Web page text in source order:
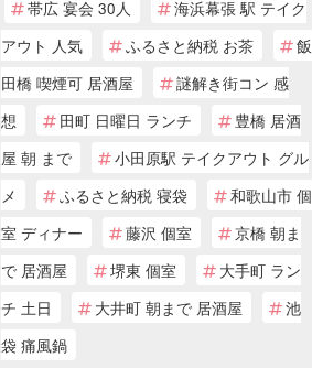
帯広 宴会 30人
海浜幕張 駅 テイク
アウト 人気
ふるさと納税 お茶
飯
田橋 喫煙可 居酒屋
謎解き街コン 感
想
田町 日曜日 ランチ
豊橋 居酒
屋 朝 まで
小田原駅 テイクアウト グル
メ
ふるさと納税 寝袋
和歌山市 個
室 ディナー
藤沢 個室
京橋 朝ま
で 居酒屋
堺東 個室
大手町 ラン
チ 土日
大井町 朝まで 居酒屋
池
袋 痛風鍋